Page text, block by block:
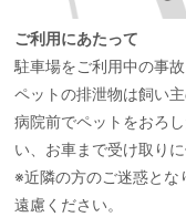
ご利用にあたって
駐車場をご利用中の事
ペットの排泄物は飼い
病院前でペットをおろ
い、お車まで受け取りに
※近隣の方のご迷惑とな
遠慮ください。